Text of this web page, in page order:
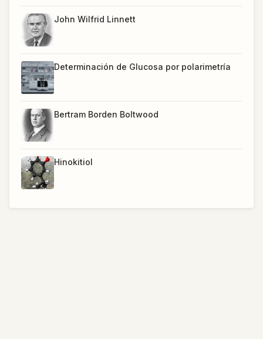
John Wilfrid Linnett
Determinación de Glucosa por polarimetría
Bertram Borden Boltwood
Hinokitiol